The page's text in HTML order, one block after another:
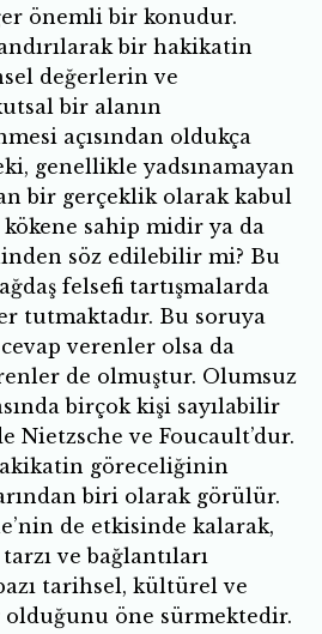
önemli bir konudur.
bir hakikatin
değerlerin ve
bir alanın
açısından oldukça
genellikle yadsınamayan
bir gerçeklik olarak kabul
sahip midir ya da
söz edilebilir mi? Bu
felsefi tartışmalarda
tutmaktadır. Bu soruya
verenler olsa da
de olmuştur. Olumsuz
birçok kişi sayılabilir
Nietzsche ve Foucault’dur.
göreceliğinin
biri olarak görülür.
de etkisinde kalarak,
ve bağlantıları
tarihsel, kültürel ve
öne sürmektedir.